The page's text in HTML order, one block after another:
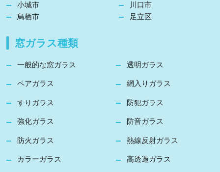
小城市
鳥栖市
川口市
足立区
窓ガラス種類
一般的な窓ガラス 透明ガラス
ペアガラス 網入りガラス
すりガラス 防犯ガラス
強化ガラス 防音ガラス
防火ガラス 熱線反射ガラス
カラーガラス 高透過ガラス